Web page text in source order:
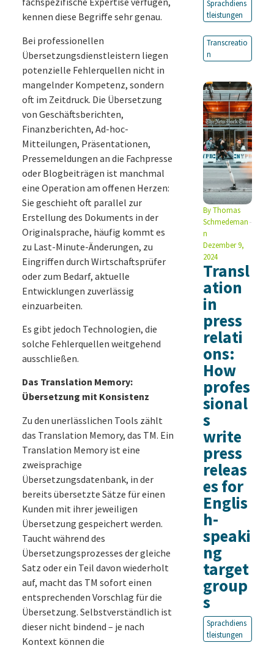
kennen diese Begriffe sehr genau.
Bei professionellen
Übersetzungsdienstleistern liegen
potenzielle Fehlerquellen nicht in
mangelnder Kompetenz, sondern
oft im Zeitdruck. Die Übersetzung
von Geschäftsberichten,
Finanzberichten, Ad-hoc-
Mitteilungen, Präsentationen,
Pressemeldungen an die Fachpresse
oder Blogbeiträgen ist manchmal
eine Operation am offenen Herzen:
Sie geschieht oft parallel zur
Erstellung des Dokuments in der
Originalsprache, häufig kommt es
zu Last-Minute-Änderungen, zu
Eingriffen durch Wirtschaftsprüfer
oder zum Bedarf, aktuelle
Entwicklungen zuverlässig
einzuarbeiten.
Es gibt jedoch Technologien, die
solche Fehlerquellen weitgehend
ausschließen.
Das Translation Memory:
Übersetzung mit Konsistenz
Zu den unerlässlichen Tools zählt
das Translation Memory, das TM. Ein
Translation Memory ist eine
zweisprachige
Übersetzungsdatenbank, in der
bereits übersetzte Sätze für einen
Kunden mit ihrer jeweiligen
Übersetzung gespeichert werden.
Taucht während des
Übersetzungsprozesses der gleiche
Satz oder ein Teil davon wiederholt
auf, macht das TM sofort einen
entsprechenden Vorschlag für die
Übersetzung. Selbstverständlich ist
dieser nicht bindend – je nach
Kontext können die
Sprachdiens
tleistungen
Transcreatio
n
ByThomas
Schmedeman
n
Dezember 9,
2024
Transl
ation
in
press
relati
ons:
How
profes
sional
s
write
press
releas
es for
Englis
h-
speaki
ng
target
group
s
Sprachdiens
tleistungen